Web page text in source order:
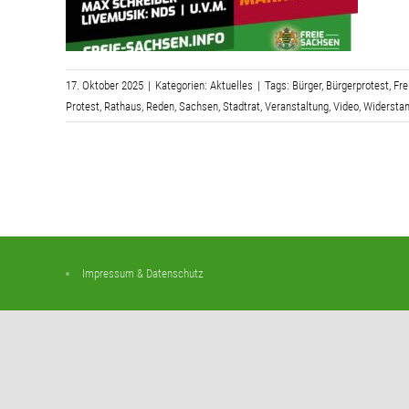
17. Oktober 2025 | Kategorien: Aktuelles | Tags: Bürger, Bürgerprotest,
Protest, Rathaus, Reden, Sachsen, Stadtrat, Veranstaltung, Video,
Impressum & Datenschutz